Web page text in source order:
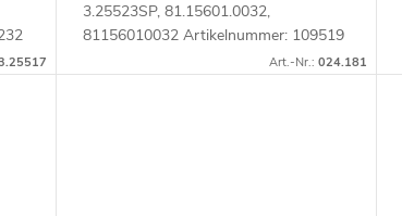
3.25523SP, 81.15601.0032,
81156010032 Artikelnummer: 109519
Art.-Nr.: 024.181